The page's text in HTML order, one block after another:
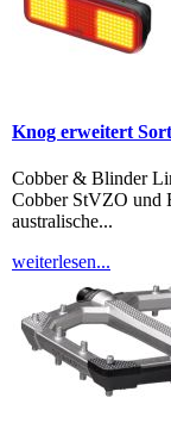
Knog erweitert
Cobber & Blinder
Cobber StVZO und
australische...
weiterlesen...
10 Jahre Bikepark
Der Bike Kingdom
Bikepark) ist das
feiert...
weiterlesen...